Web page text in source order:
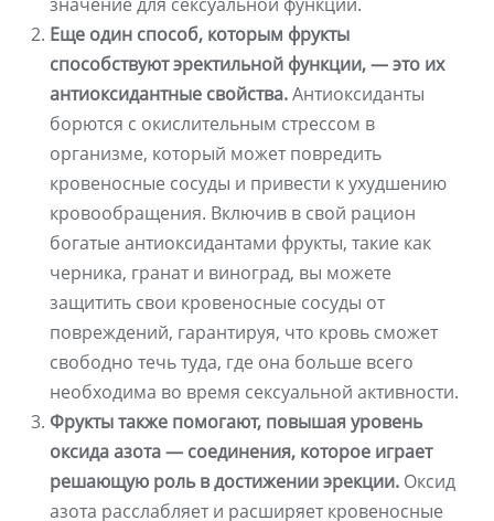
Еще один способ, которым фрукты
способствуют эректильной функции, — это их
антиоксидантные свойства.Антиоксиданты
борются с окислительным стрессом в
организме, который может повредить
кровеносные сосуды и привести к ухудшению
кровообращения. Включив в свой рацион
богатые антиоксидантами фрукты, такие как
черника, гранат и виноград, вы можете
защитить свои кровеносные сосуды от
повреждений, гарантируя, что кровь сможет
свободно течь туда, где она больше всего
необходима во время сексуальной активности.
Фрукты также помогают, повышая уровень
оксида азота — соединения, которое играет
решающую роль в достижении эрекции. Оксид
азота расслабляет и расширяет кровеносные